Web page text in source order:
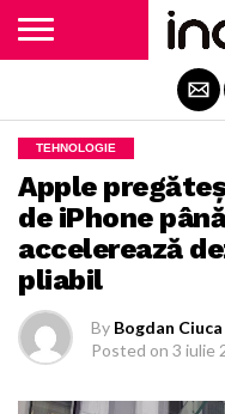
TEHNOLOGIE
Apple
de iPhone
accelerează
pliabil
By Bogdan Ciuca
Posted on 3 iulie
Exit